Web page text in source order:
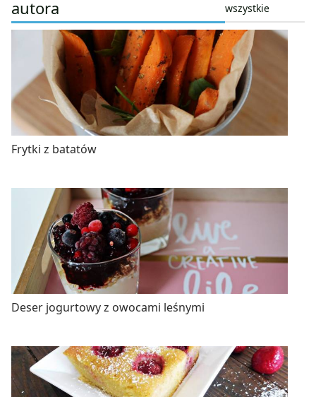
autora
wszystkie
Frytki z batatów
Deser jogurtowy z owocami leśnymi